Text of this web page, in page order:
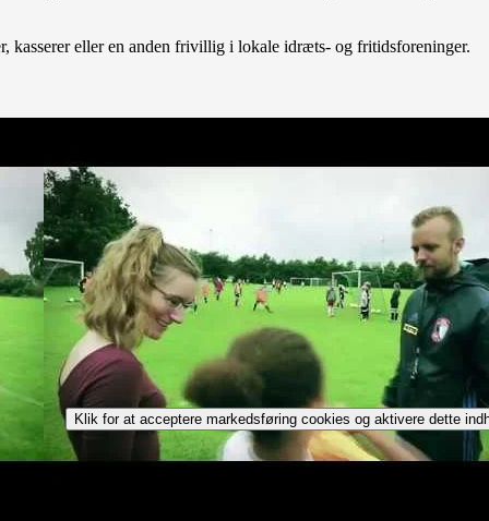
kasserer eller en anden frivillig i lokale idræts- og fritidsforeninger.
Klik for at acceptere markedsføring cookies og aktivere dette